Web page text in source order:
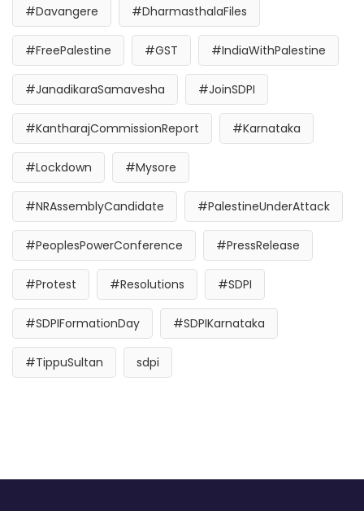
#Davangere #DharmasthalaFiles
#FreePalestine #GST #IndiaWithPalestine
#JanadikaraSamavesha #JoinSDPI
#KantharajCommissionReport #Karnataka
#Lockdown #Mysore
#NRAssemblyCandidate #PalestineUnderAttack
#PeoplesPowerConference #PressRelease
#Protest #Resolutions #SDPI
#SDPIFormationDay #SDPIKarnataka
#TippuSultan sdpi